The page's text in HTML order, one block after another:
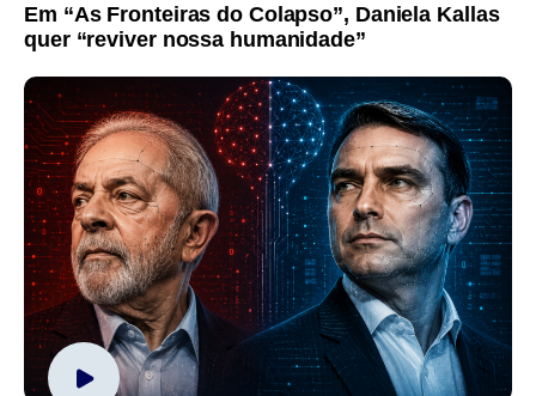
Em “As Fronteiras do Colapso”, Daniela Kallas
quer “reviver nossa humanidade”